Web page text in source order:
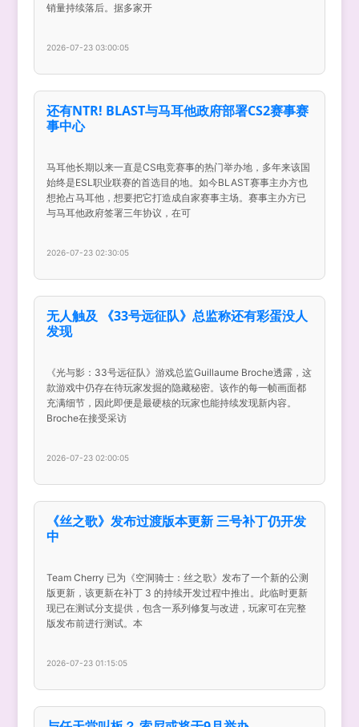
销量持续落后。据多家开
2026-07-23 03:00:05
还有NTR! BLAST与马耳他政府部署CS2赛事赛
事中心
马耳他长期以来一直是CS电竞赛事的热门举办地，多年来该国
始终是ESL职业联赛的首选目的地。如今BLAST赛事主办方也
想抢占马耳他，想要把它打造成自家赛事主场。赛事主办方已
与马耳他政府签署三年协议，在可
2026-07-23 02:30:05
无人触及 《33号远征队》总监称还有彩蛋没人
发现
《光与影：33号远征队》游戏总监Guillaume Broche透露，这
款游戏中仍存在待玩家发掘的隐藏秘密。该作的每一帧画面都
充满细节，因此即便是最硬核的玩家也能持续发现新内容。
Broche在接受采访
2026-07-23 02:00:05
《丝之歌》发布过渡版本更新 三号补丁仍开发
中
Team Cherry 已为《空洞骑士：丝之歌》发布了一个新的公测
版更新，该更新在补丁 3 的持续开发过程中推出。此临时更新
现已在测试分支提供，包含一系列修复与改进，玩家可在完整
版发布前进行测试。本
2026-07-23 01:15:05